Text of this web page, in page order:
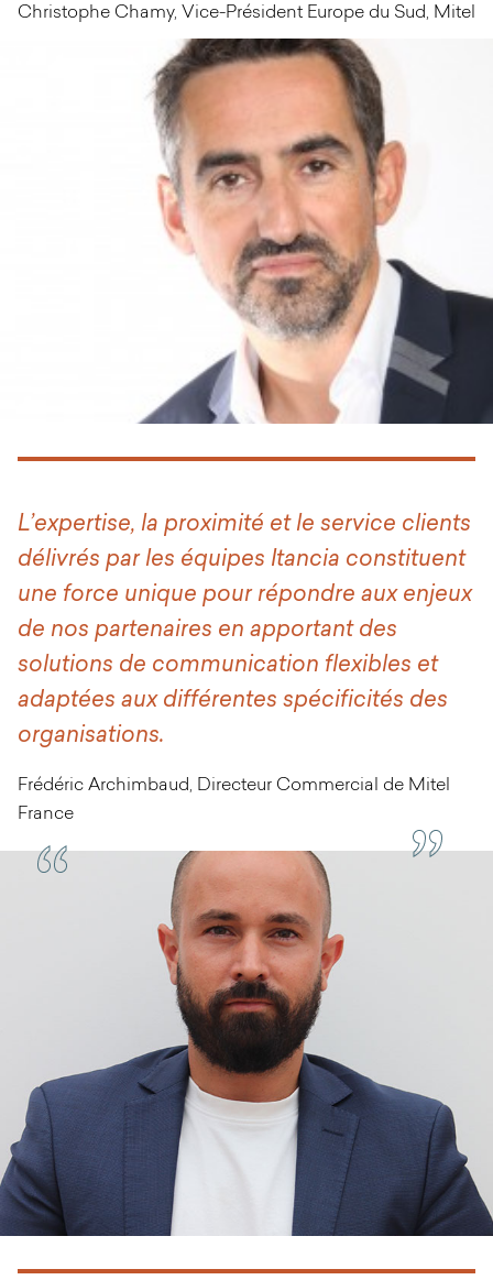
Christophe Chamy, Vice-Président Europe du Sud, Mitel
L’expertise, la proximité et le service clients
délivrés par les équipes Itancia constituent
une force unique pour répondre aux enjeux
de nos partenaires en apportant des
solutions de communication flexibles et
adaptées aux différentes spécificités des
organisations.
Frédéric Archimbaud, Directeur Commercial de Mitel
France